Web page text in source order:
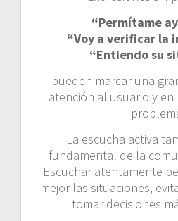
“Permítame
“Voy a verificar la
“Entiendo su
pueden marcar una
atención al usuario y
La escucha activa
fundamental de la
Escuchar atentamente
mejor las situaciones,
tomar decisiones